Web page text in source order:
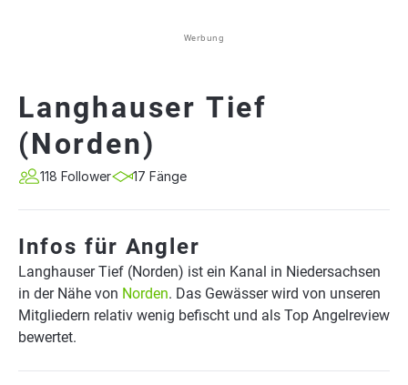
Werbung
Langhauser Tief
(Norden)
118 Follower 17 Fänge
Infos für Angler
Langhauser Tief (Norden) ist ein Kanal in Niedersachsen
in der Nähe von Norden. Das Gewässer wird von unseren
Mitgliedern relativ wenig befischt und als Top Angelreview
bewertet.